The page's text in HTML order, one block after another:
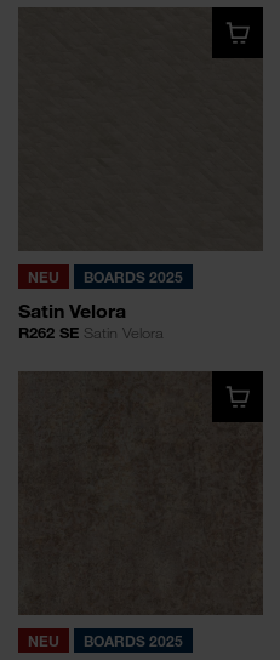
NEU BOARDS 2025
Satin Velora
R262 SE Satin Velora
NEU BOARDS 2025